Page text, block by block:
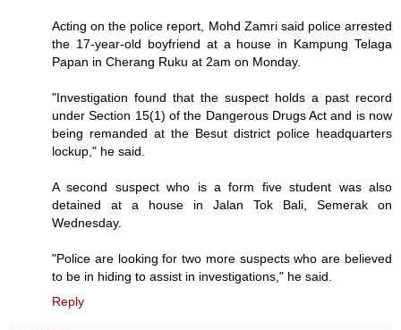
Acting on the police report, Mohd Zamri said police arrested
the 17-year-old boyfriend at a house in Kampung Telaga
Papan in Cherang Ruku at 2am on Monday.
"Investigation found that the suspect holds a past record
under Section 15(1) of the Dangerous Drugs Act and is now
being remanded at the Besut district police headquarters
lockup," he said.
A second suspect who is a form five student was also
detained at a house in Jalan Tok Bali, Semerak on
Wednesday.
"Police are looking for two more suspects who are believed
to be in hiding to assist in investigations," he said.
Reply